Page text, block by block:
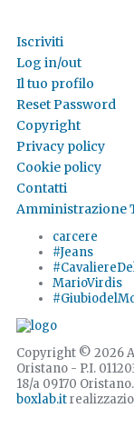
Iscriviti
Log in/out
Il tuo profilo
Reset Password
Copyright
Privacy policy
Cookie policy
Contatti
Amministrazione
carcere
#Jeans
MarioVirdis
Copyright © 2026
Oristano - P.I.
18/a 09170
boxlab.it